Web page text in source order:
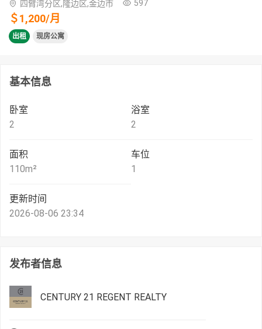
四臂湾分区,隆边区,金边市 597
＄1,200/月
出租 现房公寓
基本信息
卧室
2
浴室
2
面积
110m²
车位
1
更新时间
2026-08-06 23:34
发布者信息
CENTURY 21 REGENT REALTY